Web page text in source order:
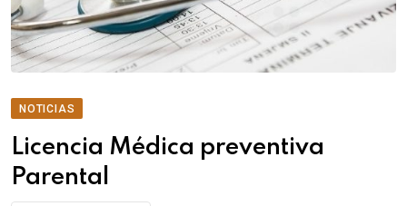
NOTICIAS
Licencia Médica preventiva
Parental